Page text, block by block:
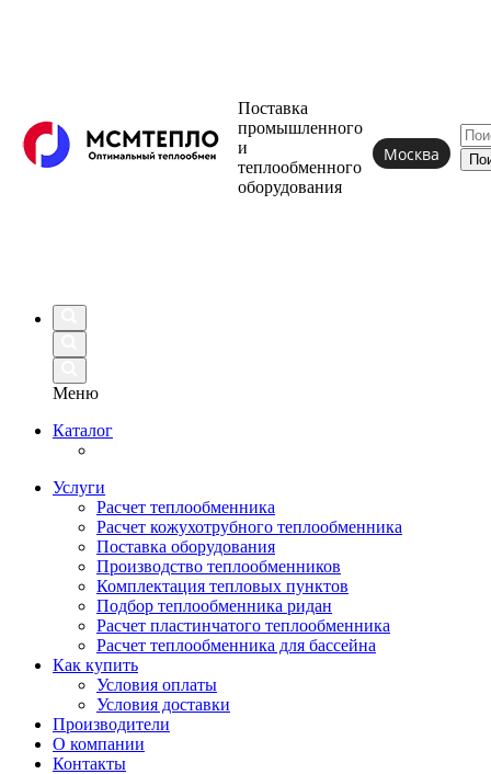
Поставка
промышленного
и
теплообменного
оборудования
Москва
Меню
Каталог
Услуги
Расчет теплообменника
Расчет кожухотрубного теплообменника
Поставка оборудования
Производство теплообменников
Комплектация тепловых пунктов
Подбор теплообменника ридан
Расчет пластинчатого теплообменника
Расчет теплообменника для бассейна
Как купить
Условия оплаты
Условия доставки
Производители
О компании
Контакты